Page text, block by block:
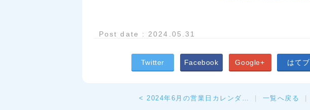
Post date : 2024.05.31
Twitter Facebook Google+ はてブ
< 2024年6月の営業日カレンダ… 一覧へ戻る